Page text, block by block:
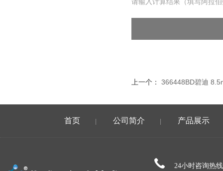
上一个： 366448BD碧迪
首页 公司简介 产品展示
24小时咨询热